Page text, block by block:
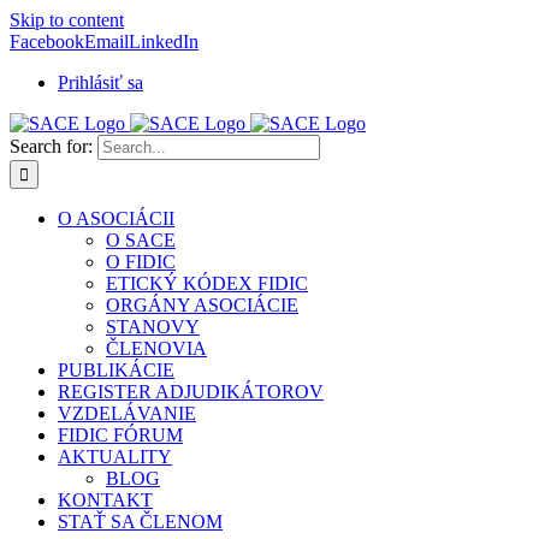
Skip to content
FacebookEmailLinkedIn
Prihlásiť sa
Search for:
O ASOCIÁCII
O SACE
O FIDIC
ETICKÝ KÓDEX FIDIC
ORGÁNY ASOCIÁCIE
STANOVY
ČLENOVIA
PUBLIKÁCIE
REGISTER ADJUDIKÁTOROV
VZDELÁVANIE
FIDIC FÓRUM
AKTUALITY
BLOG
KONTAKT
STAŤ SA ČLENOM